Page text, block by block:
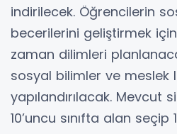
indirilecek. Öğrencilerin
becerilerini geliştirmek
zaman dilimleri
sosyal bilimler ve meslek
yapılandırılacak. Mevcut
10’uncu sınıfta alan seçip